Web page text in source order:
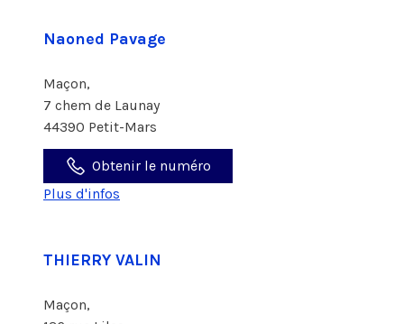
Naoned Pavage
Maçon,
7 chem de Launay
44390 Petit-Mars
Obtenir le numéro
Plus d'infos
THIERRY VALIN
Maçon,